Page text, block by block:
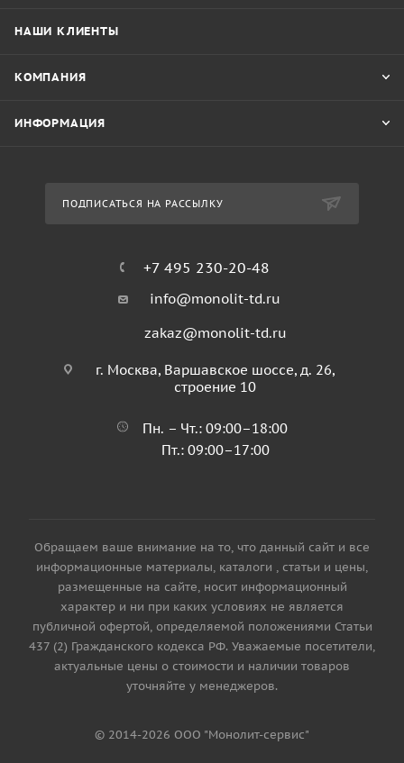
НАШИ КЛИЕНТЫ
КОМПАНИЯ
ИНФОРМАЦИЯ
ПОДПИСАТЬСЯ НА РАССЫЛКУ
+7 495 230-20-48
info@monolit-td.ru
zakaz@monolit-td.ru
г. Москва, Варшавское шоссе, д. 26,
строение 10
Пн. – Чт.: 09:00–18:00
Пт.: 09:00–17:00
Обращаем ваше внимание на то, что данный сайт и все
информационные материалы, каталоги , статьи и цены,
размещенные на сайте, носит информационный
характер и ни при каких условиях не является
публичной офертой, определяемой положениями Статьи
437 (2) Гражданского кодекса РФ. Уважаемые посетители,
актуальные цены о стоимости и наличии товаров
уточняйте у менеджеров.
© 2014-2026 ООО "Монолит-сервис"